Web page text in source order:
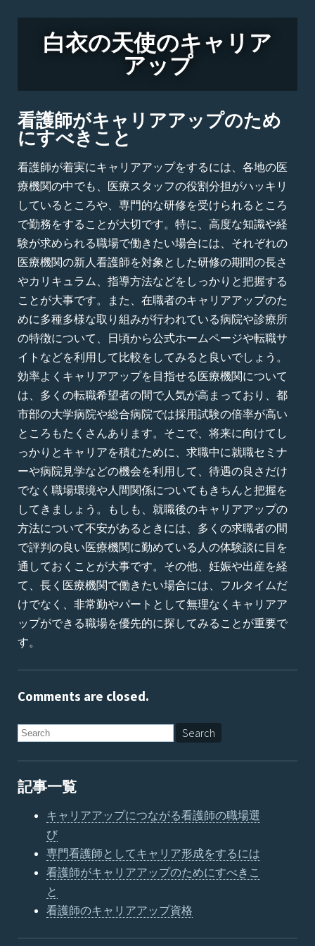
白衣の天使のキャリア
アップ
看護師がキャリアアップのため
にすべきこと
看護師が着実にキャリアアップをするには、各地の医
療機関の中でも、医療スタッフの役割分担がハッキリ
しているところや、専門的な研修を受けられるところ
で勤務をすることが大切です。特に、高度な知識や経
験が求められる職場で働きたい場合には、それぞれの
医療機関の新人看護師を対象とした研修の期間の長さ
やカリキュラム、指導方法などをしっかりと把握する
ことが大事です。また、在職者のキャリアアップのた
めに多種多様な取り組みが行われている病院や診療所
の特徴について、日頃から公式ホームページや転職サ
イトなどを利用して比較をしてみると良いでしょう。
効率よくキャリアアップを目指せる医療機関について
は、多くの転職希望者の間で人気が高まっており、都
市部の大学病院や総合病院では採用試験の倍率が高い
ところもたくさんあります。そこで、将来に向けてし
っかりとキャリアを積むために、求職中に就職セミナ
ーや病院見学などの機会を利用して、待遇の良さだけ
でなく職場環境や人間関係についてもきちんと把握を
してきましょう。もしも、就職後のキャリアアップの
方法について不安があるときには、多くの求職者の間
で評判の良い医療機関に勤めている人の体験談に目を
通しておくことが大事です。その他、妊娠や出産を経
て、長く医療機関で働きたい場合には、フルタイムだ
けでなく、非常勤やパートとして無理なくキャリアア
ップができる職場を優先的に探してみることが重要で
す。
Comments are closed.
記事一覧
キャリアアップにつながる看護師の職場選
び
専門看護師としてキャリア形成をするには
看護師がキャリアアップのためにすべきこ
と
看護師のキャリアアップ資格